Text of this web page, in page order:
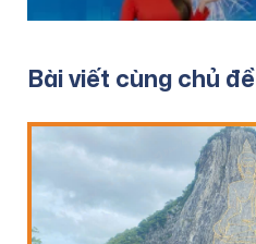
Bài viết cùng chủ đề